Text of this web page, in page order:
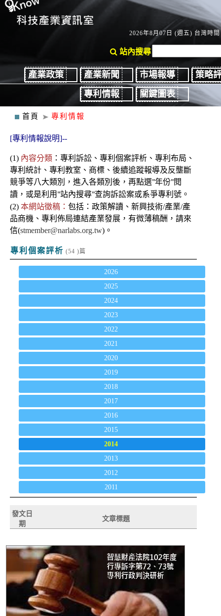
2026年8月07日 (週五) 台灣時間
站內搜尋
產業政策 產業新聞 市場報導
策略
專利情報
關鍵圖表
首頁 專利情報
[專利情報說明]--
(1) 內容分類 ： 專利 訴訟、 專利個案評析、專利布局、
專利統計、專利教室 、商標、後續追蹤報導及反壟斷
競爭等八大類別，進入各類別後 ，再點選"年份"閱
讀，或是利用 "站內搜尋"查詢訴訟案或系爭專利號。
(2) 本網站徵稿： 包括：政策解讀、新興技術/產業/產
品商機、專利佈局連結產業發展，有微薄稿酬，請來
信(stmember@narlabs.org.tw)。
專利個案評析 (54 )篇
2026
2025
2024
2023
2022
2021
2020
2019
2018
2017
2016
2015
2014
2013
2012
2011
發文日
期
文章標題